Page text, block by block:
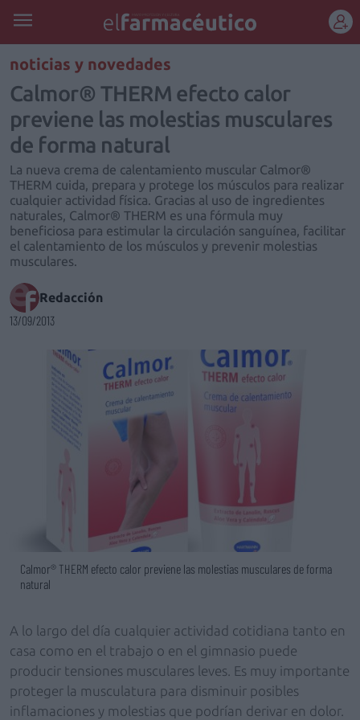
REGÍSTRATE
noticias y novedades
Calmor® THERM efecto calor
previene las molestias musculares
de forma natural
La nueva crema de calentamiento muscular Calmor®
THERM cuida, prepara y protege los músculos para realizar
cualquier actividad física. Gracias al uso de ingredientes
naturales, Calmor® THERM es una fórmula muy
beneficiosa para estimular la circulación sanguínea, facilitar
el calentamiento de los músculos y prevenir molestias
musculares.
Redacción
13/09/2013
Calmor® THERM efecto calor previene las molestias musculares de forma
natural
A lo largo del día cualquier actividad cotidiana tanto en
casa como en el trabajo o en el gimnasio puede
producir tensiones musculares leves. Es muy importante
proteger la musculatura para disminuir posibles
inflamaciones y molestias que podrían derivar en dolor.